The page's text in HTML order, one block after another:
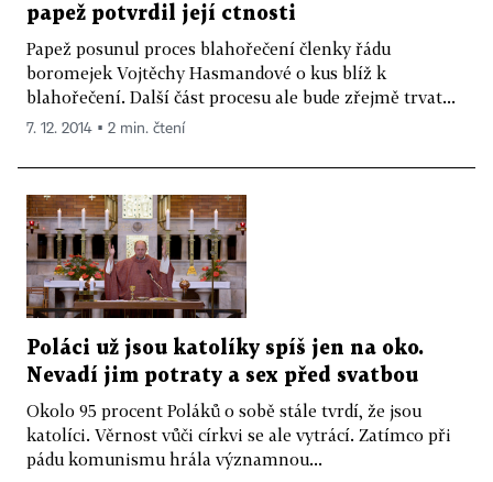
papež potvrdil její ctnosti
Papež posunul proces blahořečení členky řádu
boromejek Vojtěchy Hasmandové o kus blíž k
blahořečení. Další část procesu ale bude zřejmě trvat...
7. 12. 2014 ▪ 2 min. čtení
Poláci už jsou katolíky spíš jen na oko.
Nevadí jim potraty a sex před svatbou
Okolo 95 procent Poláků o sobě stále tvrdí, že jsou
katolíci. Věrnost vůči církvi se ale vytrácí. Zatímco při
pádu komunismu hrála významnou...